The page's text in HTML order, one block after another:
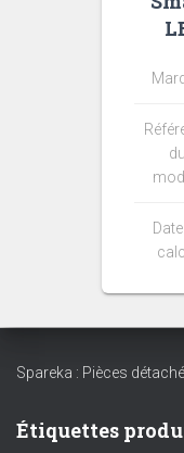
du
Spareka : Pièces
Étiquettes